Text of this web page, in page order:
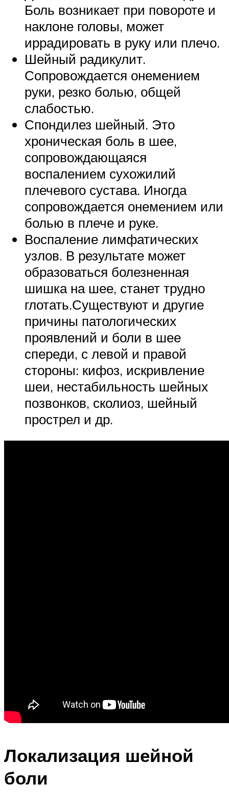
Боль возникает при повороте и
наклоне головы, может
иррадировать в руку или плечо.
Шейный радикулит.
Сопровождается онемением
руки, резко болью, общей
слабостью.
Спондилез шейный. Это
хроническая боль в шее,
сопровождающаяся
воспалением сухожилий
плечевого сустава. Иногда
сопровождается онемением или
болью в плече и руке.
Воспаление лимфатических
узлов. В результате может
образоваться болезненная
шишка на шее, станет трудно
глотать.Существуют и другие
причины патологических
проявлений и боли в шее
спереди, с левой и правой
стороны: кифоз, искривление
шеи, нестабильность шейных
позвонков, сколиоз, шейный
прострел и др.
Локализация шейной
боли